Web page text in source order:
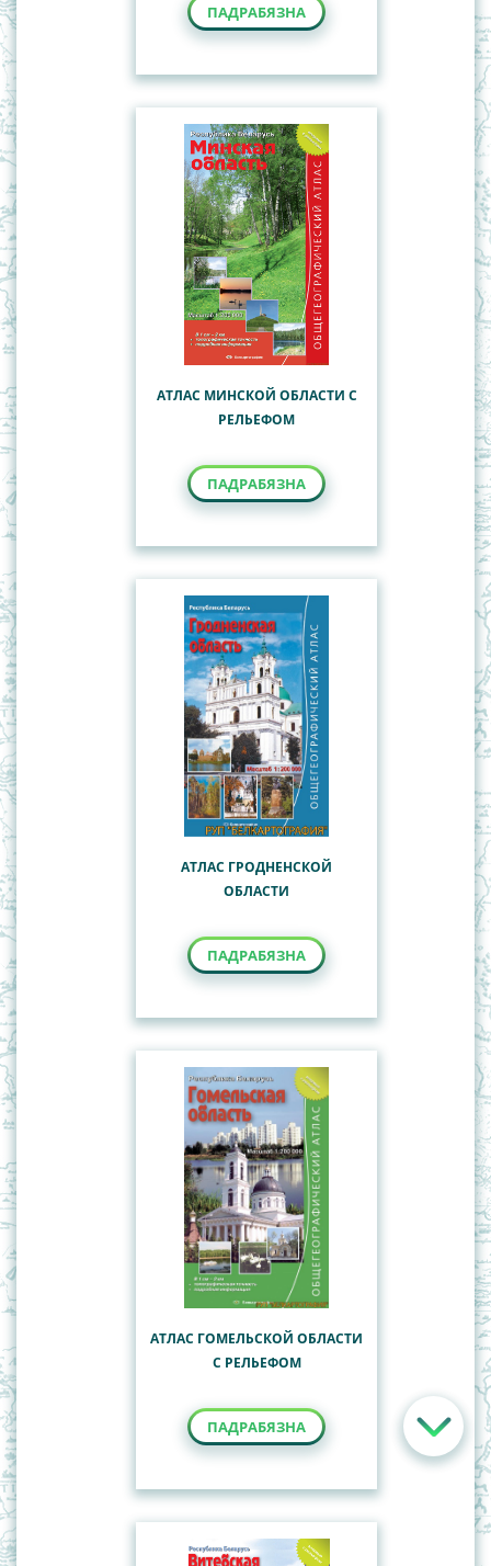
ПАДРАБЯЗНА
АТЛАС МИНСКОЙ ОБЛАСТИ С
РЕЛЬЕФОМ
ПАДРАБЯЗНА
АТЛАС ГРОДНЕНСКОЙ
ОБЛАСТИ
ПАДРАБЯЗНА
АТЛАС ГОМЕЛЬСКОЙ ОБЛАСТИ
С РЕЛЬЕФОМ
ПАДРАБЯЗНА